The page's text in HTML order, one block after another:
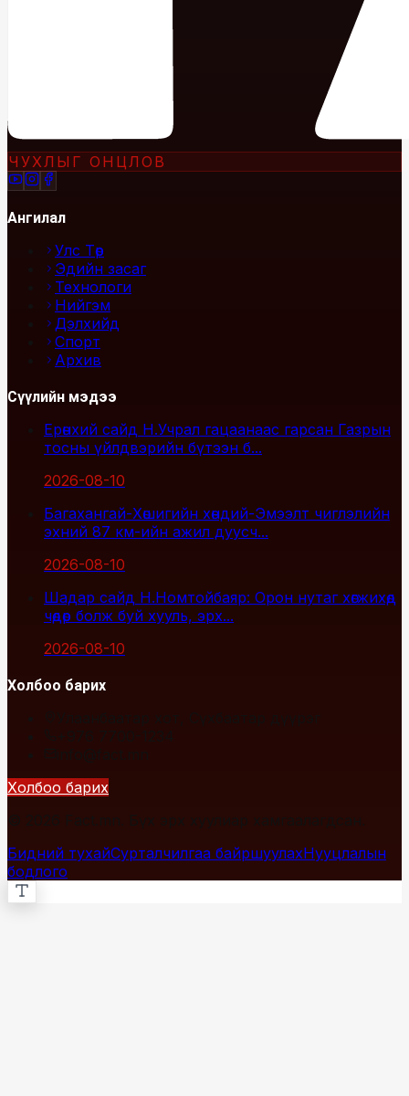
ЧУХЛЫГ ОНЦЛОВ
Ангилал
Улс Төр
Эдийн засаг
Технологи
Нийгэм
Дэлхийд
Спорт
Архив
Сүүлийн мэдээ
Ерөнхий сайд Н.Учрал гацаанаас гарсан Газрын
тосны үйлдвэрийн бүтээн б...
2026-08-10
Багахангай-Хөшигийн хөндий-Эмээлт чиглэлийн
эхний 87 км-ийн ажил дуусч...
2026-08-10
Шадар сайд Н.Номтойбаяр: Орон нутаг хөгжихөд
чөдөр болж буй хууль, эрх...
2026-08-10
Холбоо барих
Холбоо барих
Бидний тухайСурталчилгаа байршуулахНууцлалын
бодлого